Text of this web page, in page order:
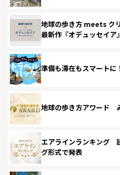
地球の歩き方 meets ク
最新作『オデュッセイア』
準備も滞在もスマート
地球の歩き方アワード
エアラインランキング
グ形式で発表